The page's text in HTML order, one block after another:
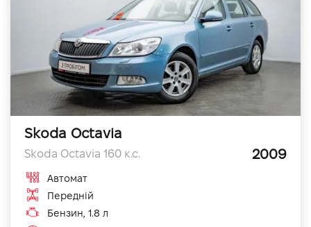
Skoda Octavia
Skoda Octavia 160 к.с. 2009
Автомат
Передній
Бензин, 1.8 л